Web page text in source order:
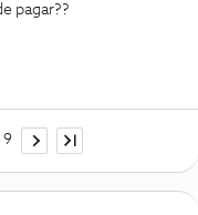
pagar??
9